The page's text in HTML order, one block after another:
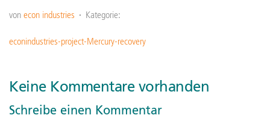
von econ industries Kategorie:
econindustries-project-Mercury-recovery
Keine Kommentare vorhanden
Schreibe einen Kommentar